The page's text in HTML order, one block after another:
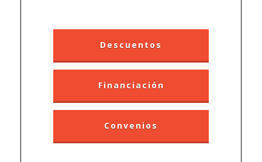
Descuentos
Financiación
Convenios